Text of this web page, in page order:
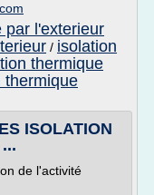
par l'exterieur
/ isolation
thermique
thermique
ISOLATION
de l'activité